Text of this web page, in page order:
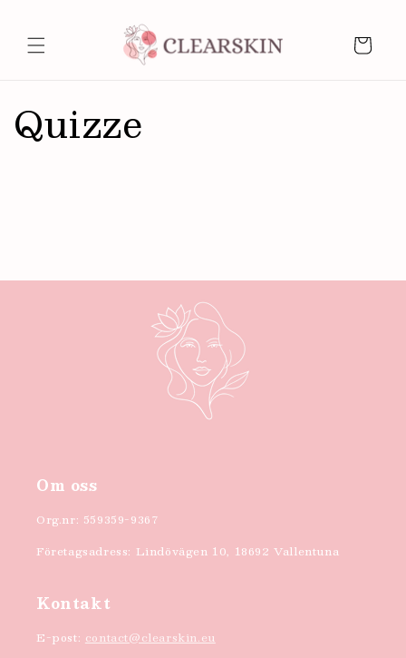
Inhalt
Warenkorb
Quizze
Om oss
Org.nr: 559359-9367
Företagsadress: Lindövägen 10, 18692 Vallentuna
Kontakt
E-post: contact@clearskin.eu